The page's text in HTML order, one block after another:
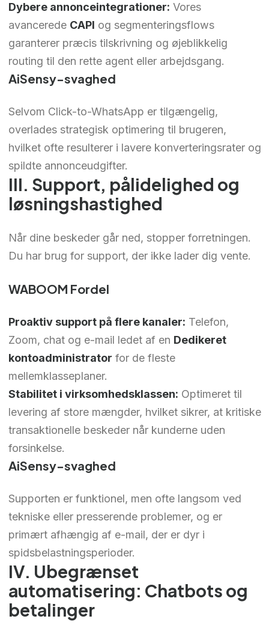
Dybere annonceintegrationer: Vores
avancerede CAPI og segmenteringsflows
garanterer præcis tilskrivning og øjeblikkelig
routing til den rette agent eller arbejdsgang.
AiSensy-svaghed
Selvom Click-to-WhatsApp er tilgængelig,
overlades strategisk optimering til brugeren,
hvilket ofte resulterer i lavere konverteringsrater og
spildte annonceudgifter.
III. Support, pålidelighed og
løsningshastighed
Når dine beskeder går ned, stopper forretningen.
Du har brug for support, der ikke lader dig vente.
WABOOM Fordel
Proaktiv support på flere kanaler: Telefon,
Zoom, chat og e-mail ledet af en Dedikeret
kontoadministrator for de fleste
mellemklasseplaner.
Stabilitet i virksomhedsklassen: Optimeret til
levering af store mængder, hvilket sikrer, at kritiske
transaktionelle beskeder når kunderne uden
forsinkelse.
AiSensy-svaghed
Supporten er funktionel, men ofte langsom ved
tekniske eller presserende problemer, og er
primært afhængig af e-mail, der er dyr i
spidsbelastningsperioder.
IV. Ubegrænset
automatisering: Chatbots og
betalinger